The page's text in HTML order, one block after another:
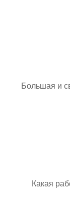
Большая и
Какая